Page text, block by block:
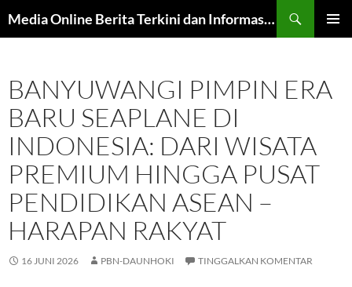
ke
Media Online Berita Terkini dan Informasi Harian
BANYUWANGI PIMPIN ERA
BARU SEAPLANE DI
INDONESIA: DARI WISATA
PREMIUM HINGGA PUSAT
PENDIDIKAN ASEAN –
HARAPAN RAKYAT
16 JUNI 2026 PBN-DAUNHOKI TINGGALKAN KOMENTAR